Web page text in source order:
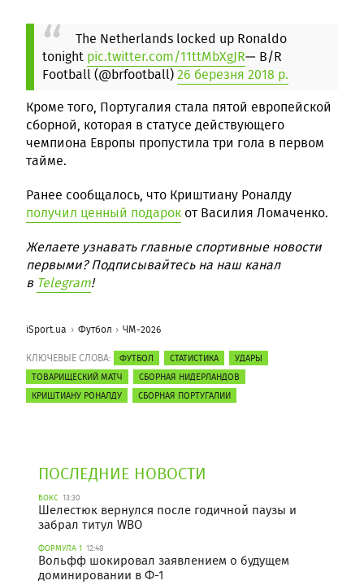
The Netherlands locked up Ronaldo
tonight pic.twitter.com/11ttMbXgJR— B/R
Football (@brfootball)26 березня 2018 р.
Кроме того, Португалия стала пятой европейской
сборной, которая в статусе действующего
чемпиона Европы пропустила три гола в первом
тайме.
Ранее сообщалось, что Криштиану Роналду
получил ценный подарок от Василия Ломаченко.
Желаете узнавать главные спортивные новости
первыми? Подписывайтесь на наш канал
в Telegram!
iSport.ua Футбол ЧМ-2026
КЛЮЧЕВЫЕ СЛОВА: ФУТБОЛ СТАТИСТИКА
УДАРЫ
ТОВАРИЩЕСКИЙ МАТЧ
СБОРНАЯ НИДЕРЛАНДОВ
КРИШТИАНУ РОНАЛДУ
СБОРНАЯ ПОРТУГАЛИИ
ПОСЛЕДНИЕ НОВОСТИ
БОКС 13:30
Шелестюк вернулся после годичной паузы и
забрал титул WBO
ФОРМУЛА 1 12:48
Вольфф шокировал заявлением о будущем
доминировании в Ф-1